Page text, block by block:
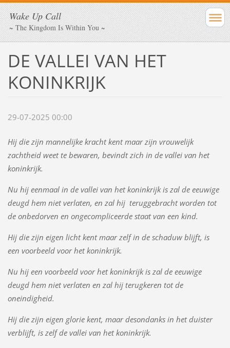
Wake Up Call
~ The Kingdom Is Within You ~
DE VALLEI VAN HET
KONINKRIJK
29-07-2025 00:00
Hij die zijn mannelijke kracht kent maar zijn vrouwelijk
zachtheid weet te bewaren, bevindt zich in de vallei van het
koninkrijk.
Nu hij eenmaal in de vallei van het koninkrijk is zal de eeuwige
deugd hem niet verlaten, en zal hij teruggebracht worden tot
de onbedorven en ongecompliceerde staat van een kind.
Hij die zijn eigen licht kent maar zelf in de schaduw blijft, is
een voorbeeld voor het koninkrijk.
Nu hij een voorbeeld voor het koninkrijk is zal de eeuwige
deugd hem niet verlaten en zal hij terugkeren tot de
oneindigheid.
Hij die zijn eigen glorie kent, maar desondanks in het duister
verblijft, is zelf de vallei van het koninkrijk.